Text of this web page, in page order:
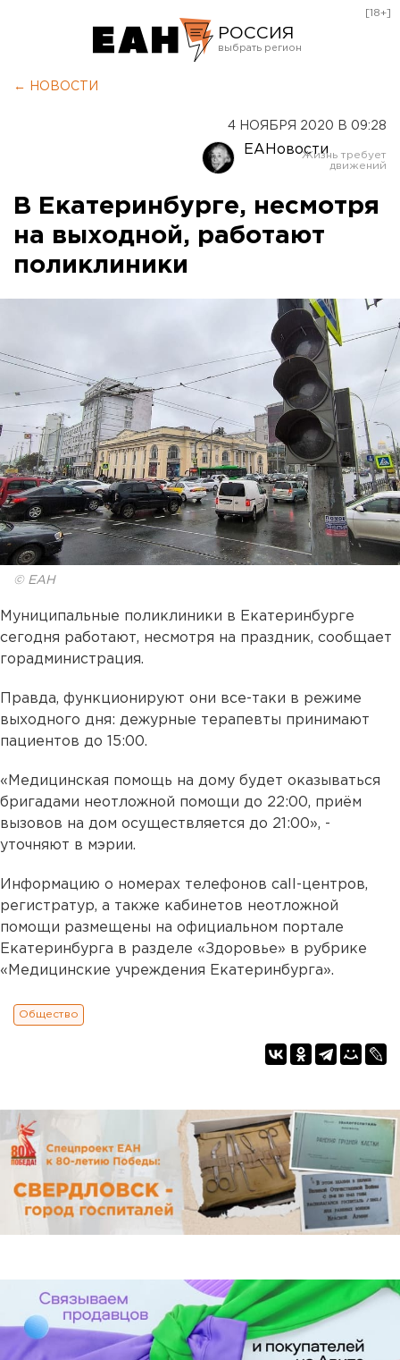
РОССИЯ
Оренбург
[18+]
← НОВОСТИ
4 НОЯБРЯ 2020 В 09:28
ЕАНовости
В Екатеринбурге, несмотря
на выходной, работают
поликлиники
© ЕАН
Муниципальные поликлиники в Екатеринбурге
сегодня работают, несмотря на праздник, сообщает
горадминистрация.
Правда, функционируют они все-таки в режиме
выходного дня: дежурные терапевты принимают
пациентов до 15:00.
«Медицинская помощь на дому будет оказываться
бригадами неотложной помощи до 22:00, приём
вызовов на дом осуществляется до 21:00», -
уточняют в мэрии.
Информацию о номерах телефонов call-центров,
регистратур, а также кабинетов неотложной
помощи размещены на официальном портале
Екатеринбурга в разделе «Здоровье» в рубрике
«Медицинские учреждения Екатеринбурга».
Общество